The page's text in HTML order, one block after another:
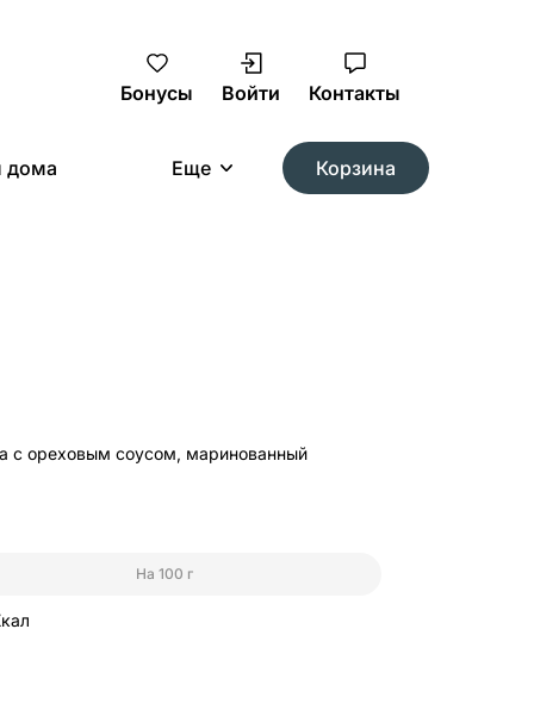
Бонусы Войти Контакты
дома Еще Корзина
с ореховым соусом, маринованный
На 100 г
нам
все
этой
те блюда
над тем,
Сбор таких